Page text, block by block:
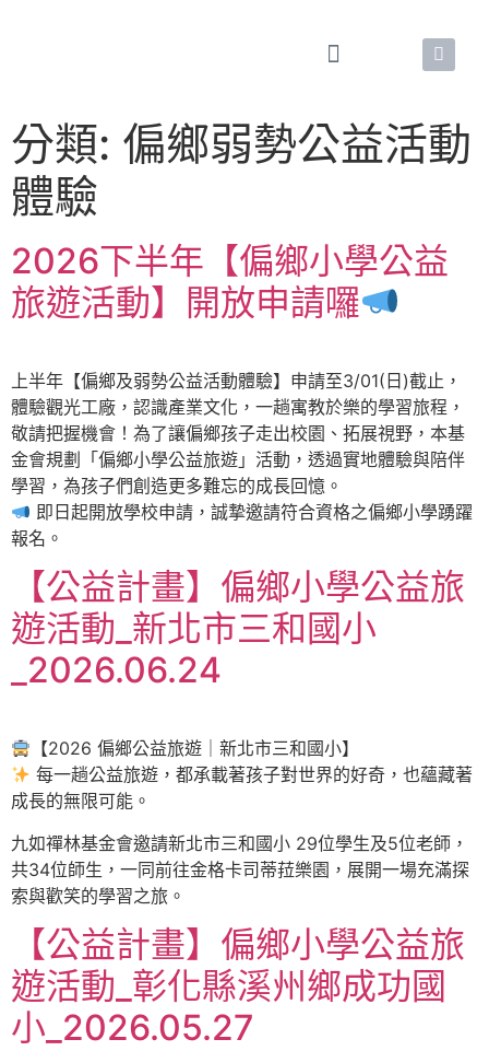
分類: 偏鄉弱勢公益活動
體驗
2026下半年【偏鄉小學公益
旅遊活動】開放申請囉
上半年【偏鄉及弱勢公益活動體驗】申請至3/01(日)截止，
體驗觀光工廠，認識產業文化，一趟寓教於樂的學習旅程，
敬請把握機會！為了讓偏鄉孩子走出校園、拓展視野，本基
金會規劃「偏鄉小學公益旅遊」活動，透過實地體驗與陪伴
學習，為孩子們創造更多難忘的成長回憶。
即日起開放學校申請，誠摯邀請符合資格之偏鄉小學踴躍
報名。
【公益計畫】偏鄉小學公益旅
遊活動_新北市三和國小
_2026.06.24
【2026 偏鄉公益旅遊｜新北市三和國小】
每一趟公益旅遊，都承載著孩子對世界的好奇，也蘊藏著
成長的無限可能。
九如禪林基金會邀請新北市三和國小 29位學生及5位老師，
共34位師生，一同前往金格卡司蒂菈樂園，展開一場充滿探
索與歡笑的學習之旅。
【公益計畫】偏鄉小學公益旅
遊活動_彰化縣溪州鄉成功國
小_2026.05.27